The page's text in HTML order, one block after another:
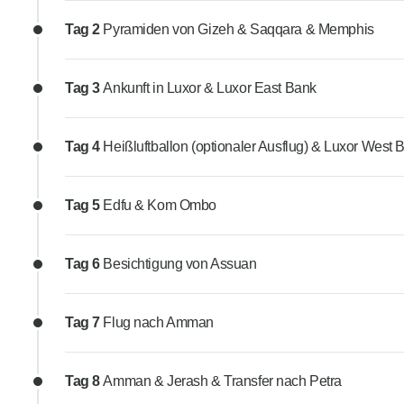
Tag 2 Pyramiden von Gizeh & Saqqara & Memphis
Tag 3Ankunft in Luxor & Luxor East Bank
Tag 4 Heißluftballon (optionaler Ausflug) & Luxor West
Tag 5 Edfu & Kom Ombo
Tag 6 Besichtigung von Assuan
Tag 7 Flug nach Amman
Tag 8Amman & Jerash & Transfer nach Petra